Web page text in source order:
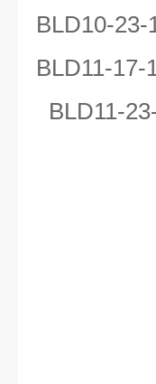
BLD10-
BLD11-
BLD11-